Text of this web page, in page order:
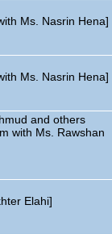
Ms. Nasrin Hena]
Ms. Nasrin Hena]
and others
with Ms. Rawshan
Elahi]